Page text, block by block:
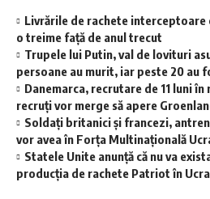
Livrările de rachete interceptoare
o treime față de anul trecut
Trupele lui Putin, val de lovituri
persoane au murit, iar peste 20 au
Danemarca, recrutare de 11 luni
recruți vor merge să apere
Soldați britanici și francezi,
vor avea în Forța Multinațională
Statele Unite anunță că nu va
producția de rachete Patriot în